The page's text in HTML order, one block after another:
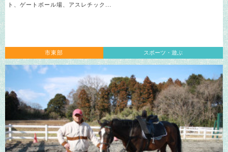
ト、ゲートボール場、アスレチック...
市東部 スポーツ・遊ぶ